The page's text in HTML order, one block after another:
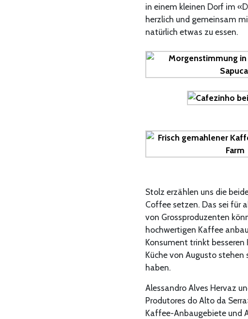
in einem kleinen Dorf im
herzlich und gemeinsam
natürlich etwas zu essen.
Stolz erzählen uns die
Coffee setzen. Das sei für
von Grossproduzenten
hochwertigen Kaffee
Konsument trinkt besseren
Küche von Augusto stehen
haben.
Alessandro Alves Hervaz
Produtores do Alto da
Kaffee-Anbaugebiete und